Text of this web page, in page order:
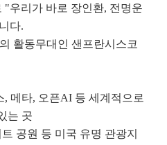
"우리가 바로 장인환, 전명운
다.
활동무대인 샌프란시스코
, 메타, 오픈AI 등 세계적으로
는 곳
공원 등 미국 유명 관광지